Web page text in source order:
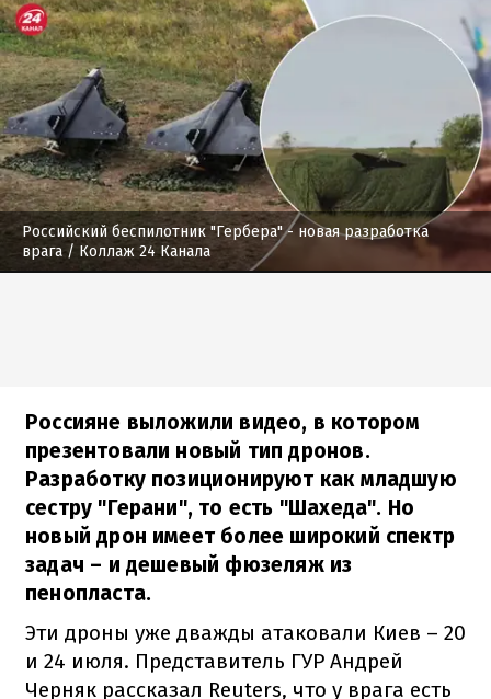
Российский беспилотник "Гербера" - новая разработка
врага/ Коллаж 24 Канала
Россияне выложили видео, в котором
презентовали новый тип дронов.
Разработку позиционируют как младшую
сестру "Герани", то есть "Шахеда". Но
новый дрон имеет более широкий спектр
задач – и дешевый фюзеляж из
пенопласта.
Эти дроны уже дважды атаковали Киев – 20
и 24 июля. Представитель ГУР Андрей
Черняк рассказал Reuters, что у врага есть